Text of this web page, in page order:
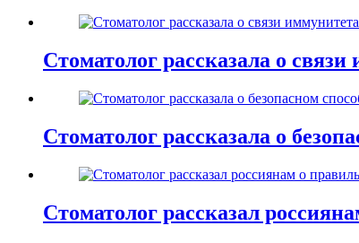
Стоматолог рассказала о
Стоматолог рассказала о
Стоматолог рассказал